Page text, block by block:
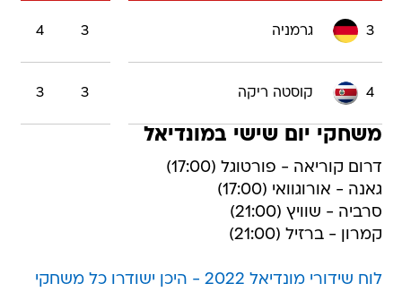
3 גרמניה 3
4
4 קוסטה ריקה 3
3
משחקי יום שישי במונדיאל
דרום קוריאה - פורטוגל (17:00)
גאנה - אורוגוואי (17:00)
סרביה - שוויץ (21:00)
קמרון - ברזיל (21:00)
לוח שידורי מונדיאל 2022 - היכן ישודרו כל משחקי